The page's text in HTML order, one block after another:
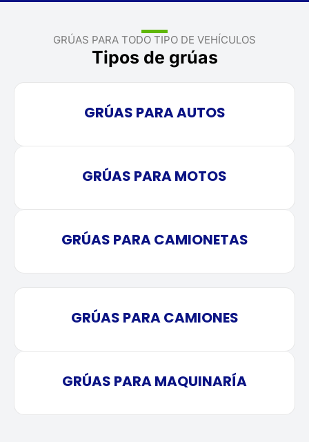
GRÚAS PARA TODO TIPO DE VEHÍCULOS
Tipos de grúas
GRÚAS PARA AUTOS
GRÚAS PARA MOTOS
GRÚAS PARA CAMIONETAS
GRÚAS PARA CAMIONES
GRÚAS PARA MAQUINARÍA